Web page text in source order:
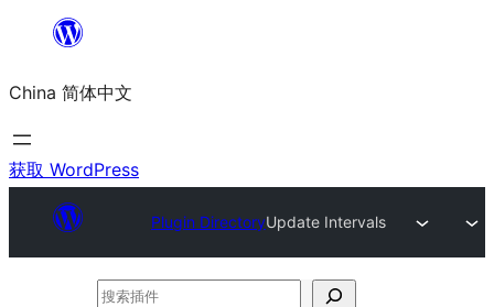
内
容
China 简体中文
获取 WordPress
Plugin DirectoryUpdate Intervals
搜